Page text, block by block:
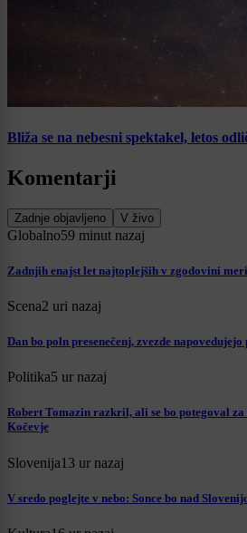
Bliža se na nebesni spektakel, letos
Komentarji
Zadnje objavljeno V živo
Globalno59 minut nazaj
Zadnjih enajst let najtoplejših v zgodovini
Scena2 uri nazaj
Dan bo poln presenečenj, zvezde
Politika5 ur nazaj
Robert Tomazin razkril, ali se bo potegoval za
Kočevje
Slovenija13 ur nazaj
V sredo poglejte v nebo: Sonce bo nad